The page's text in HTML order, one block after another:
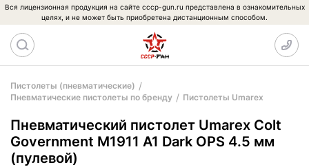
Вся лицензионная продукция на сайте cccp-gun.ru представлена в ознакомительных
целях, и не может быть приобретена дистанционным способом.
Пистолеты (пневматические)
Пневматические пистолеты по бренду
Пистолеты Umarex
Пневматический пистолет Umarex Colt
Government M1911 A1 Dark OPS 4.5 мм
(пулевой)